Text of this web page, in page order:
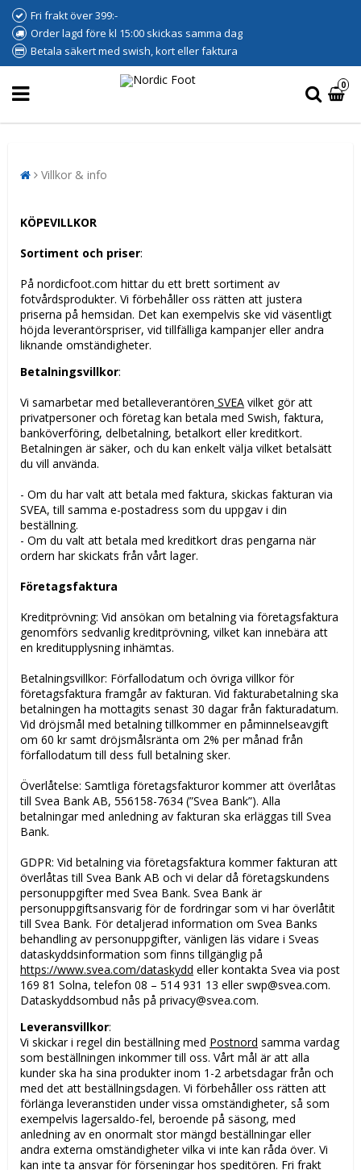
Fri frakt över 399:-
Order lagd före kl 15:00 skickas samma dag
Betala säkert med swish, kort eller faktura
0
Villkor & info
KÖPEVILLKOR
Sortiment och priser:
På nordicfoot.com hittar du ett brett sortiment av
fotvårdsprodukter. Vi förbehåller oss rätten att justera
priserna på hemsidan. Det kan exempelvis ske vid väsentligt
höjda leverantörspriser, vid tillfälliga kampanjer eller andra
liknande omständigheter.
Betalningsvillkor:
Vi samarbetar med betalleverantören SVEA vilket gör att
privatpersoner och företag kan betala med Swish, faktura,
banköverföring, delbetalning, betalkort eller kreditkort.
Betalningen är säker, och du kan enkelt välja vilket betalsätt
du vill använda.
- Om du har valt att betala med faktura, skickas fakturan via
SVEA, till samma e-postadress som du uppgav i din
beställning.
- Om du valt att betala med kreditkort dras pengarna när
ordern har skickats från vårt lager.
Företagsfaktura
Kreditprövning: Vid ansökan om betalning via företagsfaktura
genomförs sedvanlig kreditprövning, vilket kan innebära att
en kreditupplysning inhämtas.
Betalningsvillkor: Förfallodatum och övriga villkor för
företagsfaktura framgår av fakturan. Vid fakturabetalning ska
betalningen ha mottagits senast 30 dagar från fakturadatum.
Vid dröjsmål med betalning tillkommer en påminnelseavgift
om 60 kr samt dröjsmålsränta om 2% per månad från
förfallodatum till dess full betalning sker.
Överlåtelse: Samtliga företagsfakturor kommer att överlåtas
till Svea Bank AB, 556158-7634 (”Svea Bank”). Alla
betalningar med anledning av fakturan ska erläggas till Svea
Bank.
GDPR: Vid betalning via företagsfaktura kommer fakturan att
överlåtas till Svea Bank AB och vi delar då företagskundens
personuppgifter med Svea Bank. Svea Bank är
personuppgiftsansvarig för de fordringar som vi har överlåtit
till Svea Bank. För detaljerad information om Svea Banks
behandling av personuppgifter, vänligen läs vidare i Sveas
dataskyddsinformation som finns tillgänglig på
https://www.svea.com/dataskydd eller kontakta Svea via post
169 81 Solna, telefon 08 – 514 931 13 eller swp@svea.com.
Dataskyddsombud nås på privacy@svea.com.
Leveransvillkor:
Vi skickar i regel din beställning med Postnord samma vardag
som beställningen inkommer till oss. Vårt mål är att alla
kunder ska ha sina produkter inom 1-2 arbetsdagar från och
med det att beställningsdagen. Vi förbehåller oss rätten att
förlänga leveranstiden under vissa omständigheter, så som
exempelvis lagersaldo-fel, beroende på säsong, med
anledning av en onormalt stor mängd beställningar eller
andra externa omständigheter vilka vi inte kan råda över. Vi
kan inte ta ansvar för förseningar hos speditören. Fri frakt